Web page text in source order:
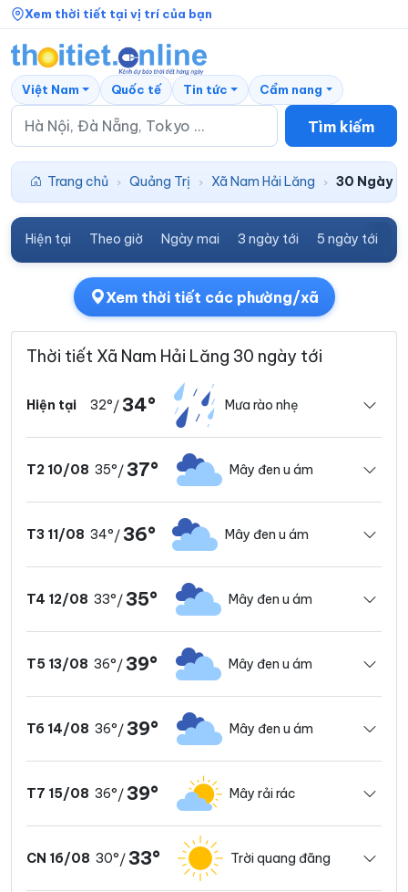
Xem thời tiết tại vị trí của bạn
Tìm kiếm
Việt Nam Quốc tế Tin tức Cẩm nang
Trang chủ › Quảng Trị › Xã Nam Hải Lăng › 30 Ngày
Hiện tại Theo giờ Ngày mai 3 ngày tới 5 ngày tới
Xem thời tiết các phường/xã
Thời tiết Xã Nam Hải Lăng 30 ngày tới
Hiện tại 32°/ 34° Mưa rào nhẹ
T2 10/08 35°/ 37° Mây đen u ám
T3 11/08 34°/ 36° Mây đen u ám
T4 12/08 33°/ 35° Mây đen u ám
T5 13/08 36°/ 39° Mây đen u ám
T6 14/08 36°/ 39° Mây đen u ám
T7 15/08 36°/ 39° Mây rải rác
CN 16/08 30°/ 33° Trời quang đãng